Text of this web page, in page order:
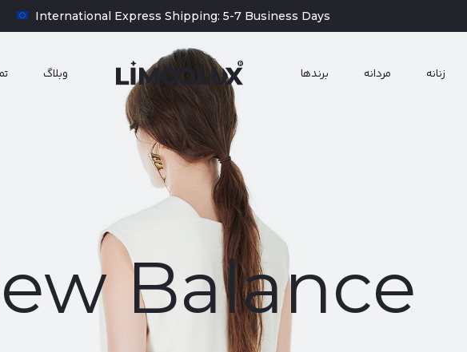
‎‎ ‎ International Express Shipping: 5-7 Business Days
زنانه مردانه برند‌‌ها وبلاگ
Balance